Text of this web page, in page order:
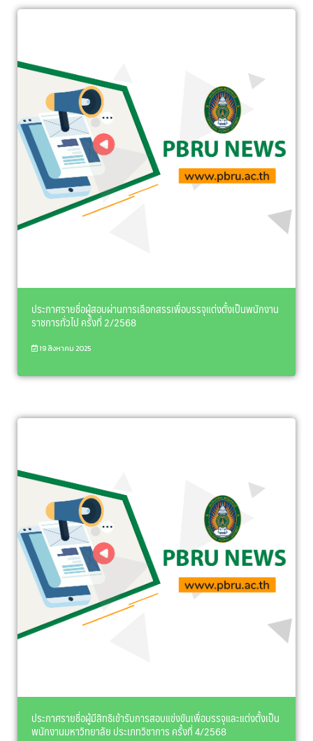
ประกาศรายชื่อผู้สอบผ่านการเลือกสรรเพื่อบรรจุแต่งตั้งเป็นพนักงาน
ราชการทั่วไป ครั้งที่ 2/2568
19 สิงหาคม 2025
ประกาศรายชื่อผู้มีสิทธิเข้ารับการสอบแข่งขันเพื่อบรรจุและแต่งตั้งเป็น
พนักงานมหาวิทยาลัย ประเภทวิชาการ ครั้งที่ 4/2568